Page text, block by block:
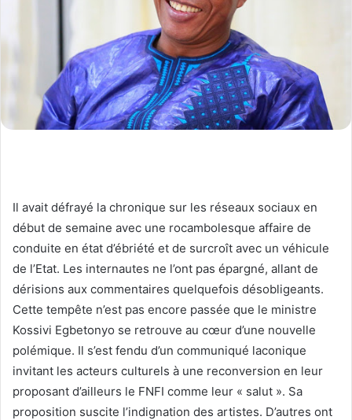
Il avait défrayé la chronique sur les réseaux sociaux en
début de semaine avec une rocambolesque affaire de
conduite en état d’ébriété et de surcroît avec un véhicule
de l’Etat. Les internautes ne l’ont pas épargné, allant de
dérisions aux commentaires quelquefois désobligeants.
Cette tempête n’est pas encore passée que le ministre
Kossivi Egbetonyo se retrouve au cœur d’une nouvelle
polémique. Il s’est fendu d’un communiqué laconique
invitant les acteurs culturels à une reconversion en leur
proposant d’ailleurs le FNFI comme leur « salut ». Sa
proposition suscite l’indignation des artistes. D’autres ont